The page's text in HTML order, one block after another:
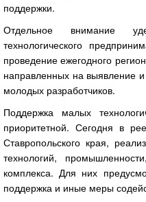
поддержки.
Отдельное внимание
технологического
проведение ежегодного
направленных на выявление
молодых разработчиков.
Поддержка малых
приоритетной. Сегодня в
Ставропольского края,
технологий,
комплекса. Для них
поддержка и иные меры